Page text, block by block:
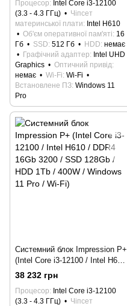
/ Wi-Fi)
Процесор Intel Core i3-12100
(3.3 - 4.3 ГГц)
Чіпсет
материнської плати Intel H610
Об'єм оперативної пам'яті 16
Гб
SSD 512 Гб HDD немає
Графічний адаптер Intel UHD
Graphics
Оптичний привід
немає
Wi-Fi Wi-Fi
Встановлене ПЗ Windows 11
Pro
Системний блок Impression P+
(Intel Core i3-12100 / Intel H610
/ DDR4 16Gb 3200 / SSD
128Gb / HDD 1Tb / 400W /
Windows 11 Pro / Wi-Fi)
38 232 грн
Процесор Intel Core i3-12100
(3.3 - 4.3 ГГц)
Чіпсет